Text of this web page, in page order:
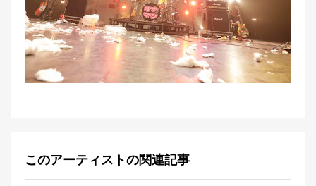
このアーティストの関連記事